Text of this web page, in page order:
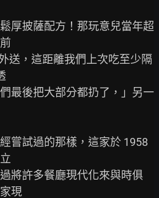
厚披薩配方！那玩意兒當年超
送，這距離我們上次吃至少隔
最後把大部分都扔了，」另一
嘗試過的那樣，這家於 1958
將許多餐廳現代化來與時俱
現